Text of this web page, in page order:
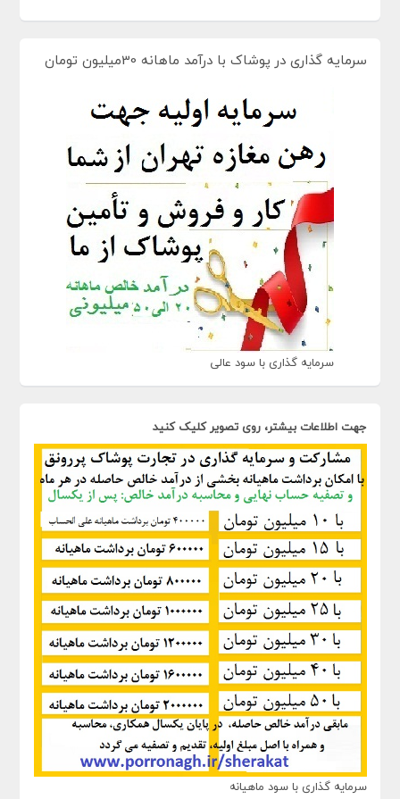
سرمایه گذاری در پوشاک با درآمد ماهانه 30میلیون تومان
سرمایه گذاری با سود عالی
جهت اطلاعات بیشتر، روی تصویر کلیک کنید
سرمایه گذاری با سود ماهیانه